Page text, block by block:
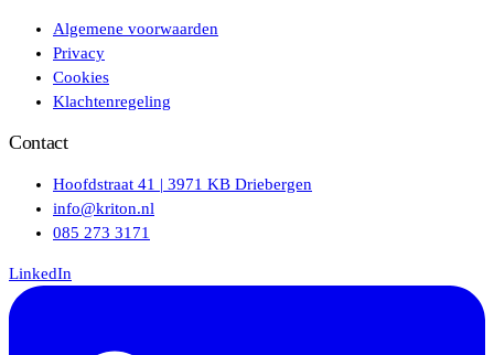
Algemene voorwaarden
Privacy
Cookies
Klachtenregeling
Contact
Hoofdstraat 41 | 3971 KB Driebergen
info@kriton.nl
085 273 3171
LinkedIn